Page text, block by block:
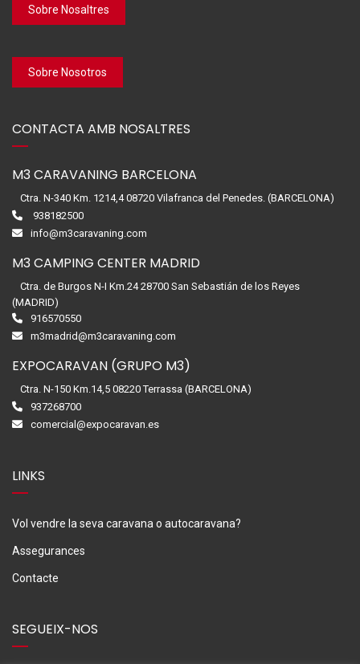
Sobre Nosaltres
Sobre Nosotros
CONTACTA AMB NOSALTRES
M3 CARAVANING BARCELONA
Ctra. N-340 Km. 1214,4 08720 Vilafranca del Penedes. (BARCELONA)
938182500
info@m3caravaning.com
M3 CAMPING CENTER MADRID
Ctra. de Burgos N-I Km.24 28700 San Sebastián de los Reyes
(MADRID)
916570550
m3madrid@m3caravaning.com
EXPOCARAVAN (GRUPO M3)
Ctra. N-150 Km.14,5 08220 Terrassa (BARCELONA)
937268700
comercial@expocaravan.es
LINKS
Vol vendre la seva caravana o autocaravana?
Assegurances
Contacte
SEGUEIX-NOS